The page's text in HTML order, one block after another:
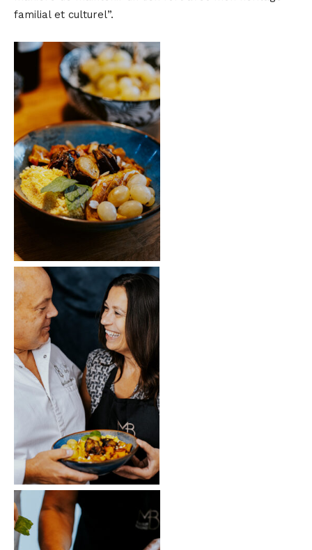
familial et culturel”.